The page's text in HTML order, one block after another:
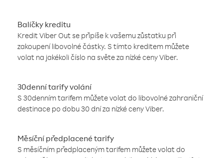
Balíčky kreditu
Kredit Viber Out se připíše k vašemu zůstatku při
zakoupení libovolné částky. S tímto kreditem můžete
volat na jakékoli číslo na světe za nízké ceny Viber.
30denní tarify volání
S 30denním tarifem můžete volat do libovolné zahraniční
destinace po dobu 30 dní za nízké ceny Viber.
Měsíční předplacené tarify
S měsíčním předplaceným tarifem můžete volat do